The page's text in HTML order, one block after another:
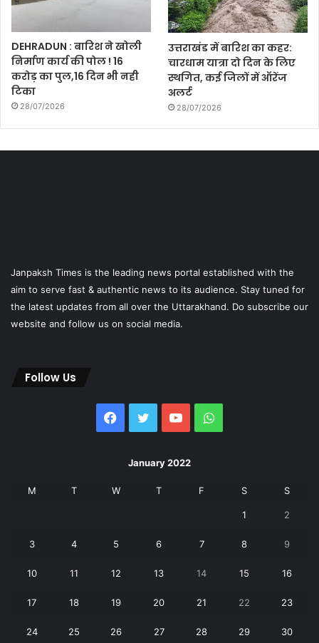
DEHRADUN : बारिश ने खोली
निर्माण कार्य की पोल ! 16
करोड़ का पुल,16 दिन भी नही
टिका
28/07/2026
उत्तराखंड में बारिश का कहर:
चारधाम यात्रा दो दिन के लिए
स्थगित, कई जिलों में ऑरेंज
अलर्ट
28/07/2026
Janpaksh Times is the leading news portal established with the
aim to serve fast & authentic news to its audience. Stay tuned for
the latest updates from all over the Uttarakhand. Do subscribe our
website and follow us on social media.
Follow Us
Facebook
Twitter YouTubeWhatsApp
January 2022
M T W T F S S
1 2
3 4 5 6 7 8 9
10 11 12 13 14 15 16
17 18 19 20 21 22 23
24 25 26 27 28 29 30